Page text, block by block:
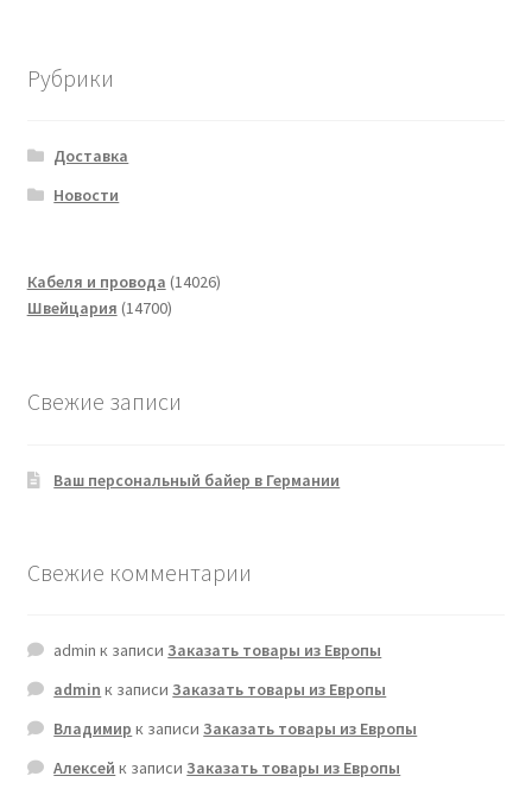
Рубрики
Доставка
Новости
Кабеля и провода 1402614026
Швейцария 1470014700
Свежие записи
Ваш персональный байер в Германии
Свежие комментарии
admin к записиЗаказать товары из Европы
admin к записиЗаказать товары из Европы
Владимир к записиЗаказать товары из Европы
Алексей к записиЗаказать товары из Европы